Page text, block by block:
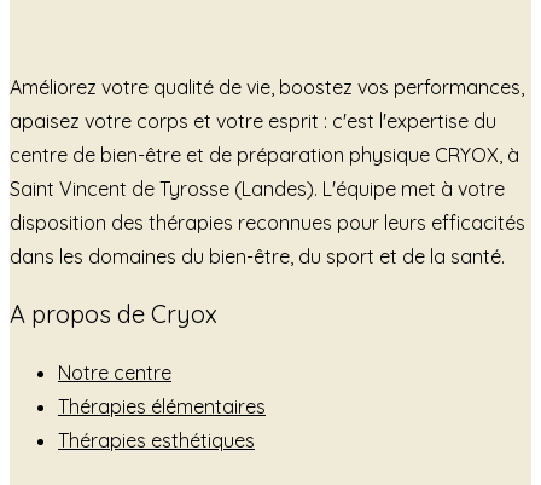
Améliorez votre qualité de vie, boostez vos performances,
apaisez votre corps et votre esprit : c'est l'expertise du
centre de bien-être et de préparation physique CRYOX, à
Saint Vincent de Tyrosse (Landes). L'équipe met à votre
disposition des thérapies reconnues pour leurs efficacités
dans les domaines du bien-être, du sport et de la santé.
A propos de Cryox
Notre centre
Thérapies élémentaires
Thérapies esthétiques